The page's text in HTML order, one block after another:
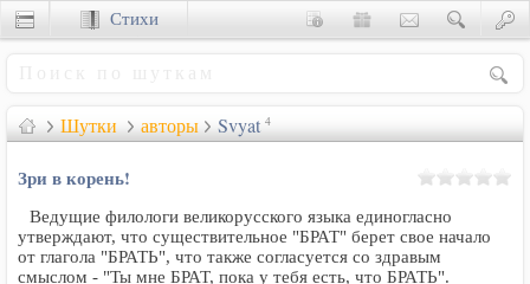
Шутки авторы Svyat 4
Зри в корень!
Ведущие филологи великорусского языка единогласно
утверждают, что существительное "БРАТ" берет свое начало
от глагола "БРАТЬ", что также согласуется со здравым
смыслом - "Ты мне БРАТ, пока у тебя есть, что БРАТЬ".
Стихи